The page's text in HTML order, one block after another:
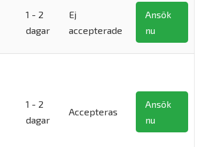
1 - 2
dagar
Ej
accepterade
Ansök
nu
1 - 2
dagar
Accepteras
Ansök
nu